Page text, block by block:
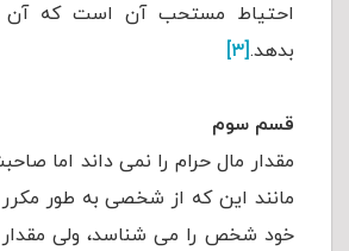
احتیاط مستحب آن است که آن
بدهد.[۳]
قسم سوم
مقدار مال حرام را نمی داند اما
مانند این که از شخصی به طور مکرر
خود شخص را می شناسد، ولی مقدار